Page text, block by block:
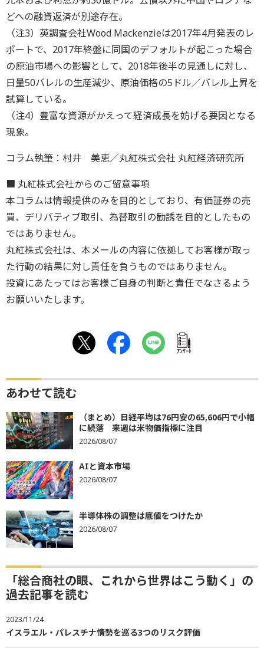
どへの融資返済が別途存在。
（注3）英調査会社Wood Mackenzieは2017年4月発表のレ
ポートで、2017年終盤に同国のデフォルトが起こった場合
の原油市場への影響として、2018年後半の見通しに対し、
日量50バレルの生産減少、原油価格の5ドル／バレル上昇を
試算している。
（注4）豊富な資源がかえって経済成長を妨げる要因となる
現象。
コラム執筆：村井 美恵／丸紅株式会社 丸紅経済研究所
■ 丸紅株式会社からのご留意事項
本コラムは情報提供のみを目的としており、有価証券の売
買、デリバティブ取引、為替取引の勧誘を目的としたもの
ではありません。
丸紅株式会社は、本メールの内容に依拠してお客様が取っ
た行動の結果に対し責任を負うものではありません。
投資にあたってはお客様ご自身の判断と責任でなさるよう
お願いいたします。
ｱﾝｹｰﾄ
あわせて読む
（まとめ）日経平均は76円安の65,606円で小幅
に続落 来週は米物価指標に注目
2026/08/07
AIと資本市場
2026/08/07
半導体株の調整は底値をつけたか
2026/08/07
「総合商社の眼、これから世界はこう動く」の
過去記事を読む
2023/11/24
イスラエル・パレスチナ情勢を巡る3つのリスク評価